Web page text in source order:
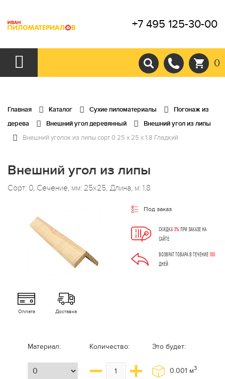
+7 495 125-30-00
0
Главная Каталог Сухие пиломатериалы
Погонаж из
дерева
Внешний угол деревянный
Внешний угол из липы
Внешний уголок из липы сорт 0 25 x 25 x 1.8 Гладкий
Внешний угол из липы
Сорт: 0, Сечение, мм: 25x25, Длина, м: 1.8
Под заказ
СКИДКА3%ПРИ ЗАКАЗЕ НА
САЙТЕ
ВОЗВРАТ ТОВАРА В ТЕЧЕНИЕ180
ДНЕЙ
Оплата Доставка
Материал: Количество: Это будет:
0.001 м3